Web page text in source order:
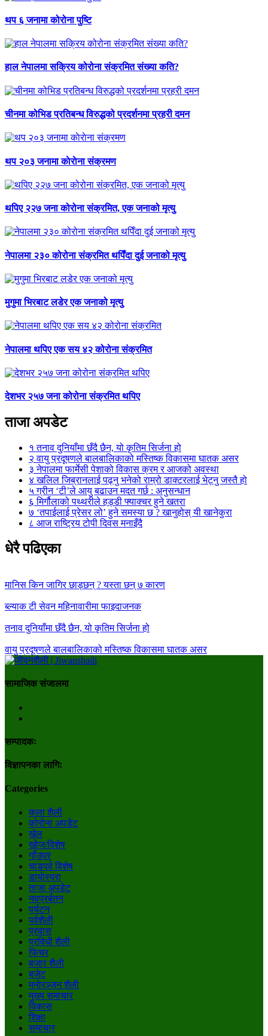
थप ६ जनामा कोरोना पुष्टि
हाल नेपालमा सक्रिय कोरोना संक्रमित संख्या कति?
चीनमा कोभिड प्रतिबन्ध विरुद्धको प्रदर्शनमा प्रहरी दमन
थप २०३ जनामा काेराेना संक्रमण
थपिए २२७ जना कोरोना संक्रमित, एक जनाको मृत्यु
नेपालमा २३० कोरोना संक्रमित थपिँदा दुई जनाको मृत्यु
मुगुमा भिरबाट लडेर एक जनाको मृत्यु
नेपालमा थपिए एक सय ४२ कोरोना संक्रमित
देशभर २५७ जना कोरोना संक्रमित थपिए
ताजा अपडेट
१ तनाव दुनियाँमा छँदै छैन, यो कृतिम सिर्जना हो
२ वायु प्रदूषणले बालबालिकाको मस्तिष्क विकासमा घातक असर
३ नेपालमा फार्मेसी पेशाको विकास क्रम र आजको अवस्था
४ खलिल जिब्रानलाई पढ्नु भनेको राम्रो डाक्टरलाई भेट्नु जस्तै हो
५ग्रीन ‘टी’ले आयु बढाउन मदत गर्छ : अनुसन्धान
६ मिर्गौलाको पथ्थरीले हड्डी फ्याक्चर हुने खतरा
७ ‘तपाईलाई प्रेसर लो’ हुने समस्या छ ? खानुहोस् यी खानेकुरा
८ आज राष्ट्रिय टोपी दिवस मनाइँदै
धेरै पढिएका
मानिस किन जागिर छाड्छन् ? यस्ता छन् ७ कारण
ब्ल्याक टी सेवन महिनावारीमा फाइदाजनक
तनाव दुनियाँमा छँदै छैन, यो कृतिम सिर्जना हो
वायु प्रदूषणले बालबालिकाको मस्तिष्क विकासमा घातक असर
सामाजिक संजालमा
सम्पादकः
विज्ञापनका लागिः
Categories
कला शैली
कोरोना अपडेट
खेल
खोज/विशेष
गाँउघर
चाडपर्व विशेष
डायाेस्परा
ताजा अपडेट
नवप्रर्बतन
पर्यटन
पर्वशैली
प्रवास
प्रविधी शैली
फिचर
बजार शैली
बजेट
मनाेरञ्जन शैली
मुख्य समाचार
विकास
शिक्षा
समाचार